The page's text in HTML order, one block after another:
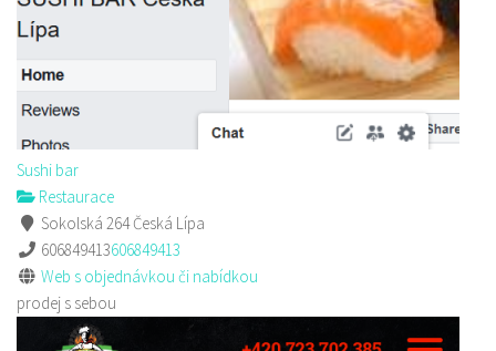
Sushi bar
Restaurace
Sokolská 264 Česká Lípa
606849413606849413
Web s objednávkou či nabídkou
prodej s sebou